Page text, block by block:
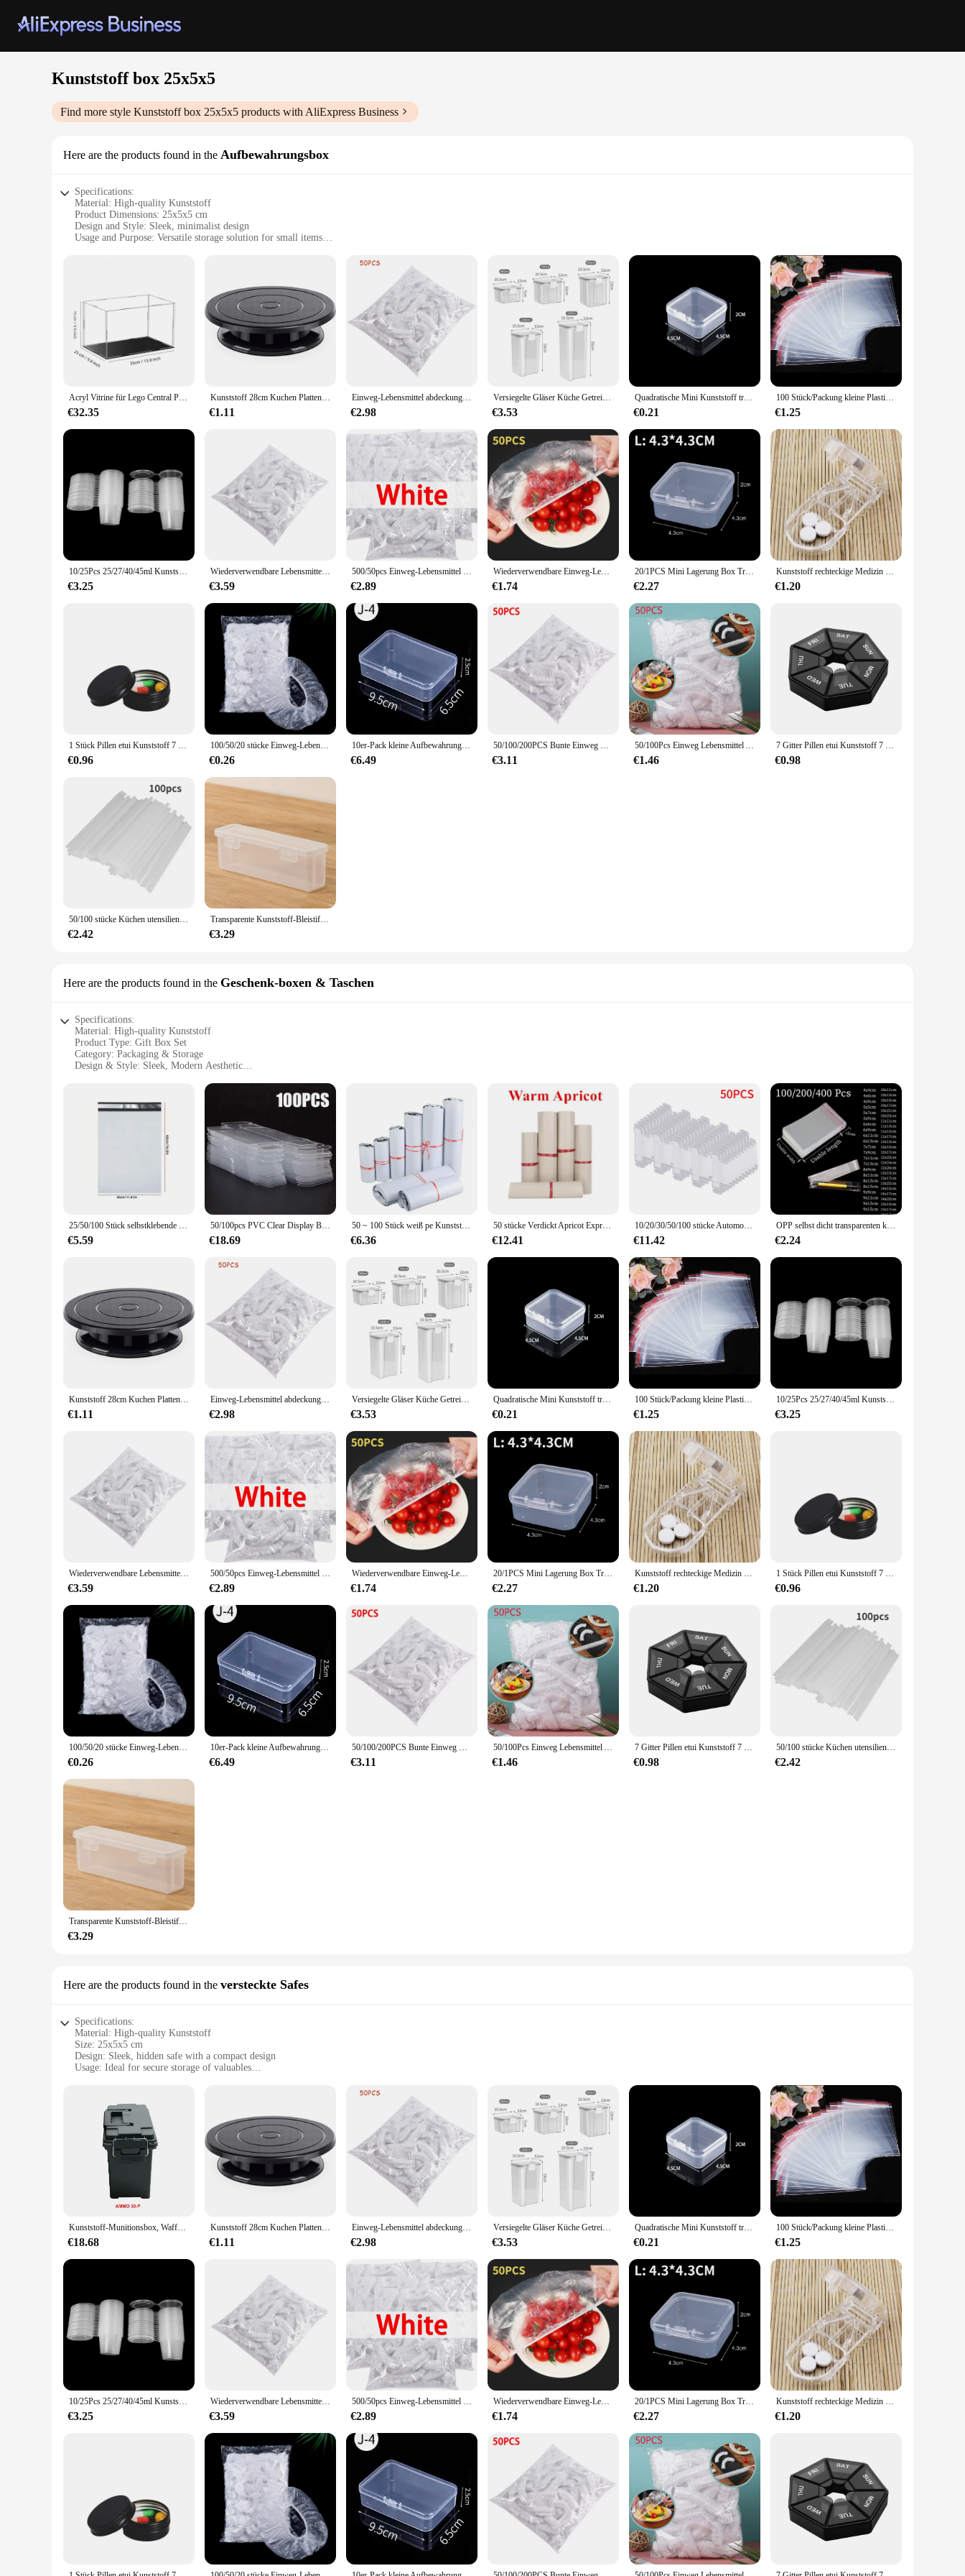
Kunststoff box 25x5x5
Find more style Kunststoff box 25x5x5 products with AliExpress Business
Here are the products found in the Aufbewahrungsbox
Specifications:
Material: High-quality Kunststoff
Product Dimensions: 25x5x5 cm
Design and Style: Sleek, minimalist design
Usage and Purpose: Versatile storage solution for small items
Shape or Size or Weight or Quantity: Compact and lightweight, suitable for various storage needs
Performance and Property: Durable and sturdy construction ensuring long-lasting use
|Vendors|
**Efficient Storage Solution**
The Kunststoff box 25x5x5 is a perfect example of practicality and style combined. Its compact size makes it an ideal choice for those who value space-saving storage solutions. Whether you're
looking to declutter your workspace or organize your crafting materials, this box is designed to fit seamlessly into any environment. The sleek, minimalist design not only looks great but also ensures
that the box blends in with any decor, making it a versatile addition to your storage arsenal.
Crafted from high-quality Kunststoff, this storage box is built to last. It is resistant to wear and tear, ensuring that your items remain safe and secure. The sturdy construction means that the box can
withstand the rigors of daily use, making it a reliable choice for both personal and professional use. Its robustness also means that it can be stacked, making it an efficient solution for those with limited
The Kunststoff box 25x5x5 is not just a storage box; it's a versatile tool that can be used in a variety of scenarios. Its compact size makes it easy to transport, making it perfect for those on the go.
Whether you're a vendor, a wholesaler, or an individual looking for a practical storage solution, this box is designed to meet your needs. Its lightweight nature also makes it easy to handle, ensuring
that you can move it around with ease. This box is not just a storage solution; it's a tool that simplifies your life.
Acryl Vitrine für Lego Central Perk Showcase Freunde Cafe 13,8 staub dichte klare Vitrine (9,8x5,9 x Zoll/35 × 25 × 15cm)
€32.35
Kunststoff 28cm Kuchen Plattenspieler rotierenden Kuchen Teig Gebäck dekorieren Creme stehen Drehtisch DIY Pfanne Back zubehör
€1.11
Einweg-Lebensmittel abdeckung Plastikfolie elastische Lebensmittel deckel für Obstschalen Tassen Kappen Lagerung Küche frisch halten Sparer Tasche 500 stücke
€2.98
Versiegelte Gläser Küche Getreide Lagerung Organizer Große Tank Kunststoff Feuchtigkeit-beständig Lagerung Box Haushalt Gewürz Gläser Set
€3.53
Quadratische Mini Kunststoff transparente Aufbewahrung sbox Schmuck Ohrringe Ringe Perlen Veranstalter Fall kleine Gegenstände Werkzeuge Kleinigkeiten Container Box
€0.21
100 Stück/Packung kleine Plastiktüten mit Reißverschluss, wiederverschließbare transparente Beutel, Schuhbeutel, Vakuum-Aufbewahrungsbeutel, transparente Poly-Beutel, Dicke 0,05 mm
€1.25
10/25Pcs 25/27/40/45ml Kunststoff Imbiss Sauce Tasse Container Lebensmittel Box Mit klappdeckel Pigment Farbe Box Palette Einweg Box
€3.25
Wiederverwendbare Lebensmittel Wrap Lagerung Abdeckungen Taschen Für Schüssel Elastische Platte Silikon Deckel Abdeckung Küche Obst Kunststoff Frische-Halten Dichtung
€3.59
500/50pcs Einweg-Lebensmittel abdeckung Obst Lebensmittel abdeckung elastische Kunststoff-Dusch haube Lebensmittel qualität Aufbewahrung tasche Küchen organisator Frisch halte folie
€2.89
Wiederverwendbare Einweg-Lebensmittelabdeckung aus Kunststoff, langlebige, elastische Lebensmitteldeckel für Schüsseln, elastische Tellerabdeckungen für die Küche, Lebensmittelschoner-Tasche
€1.74
20/1PCS Mini Lagerung Box Transparent Kunststoff Schmuck Lagerung Box Container Tragbare Ohrring Ring Ohrstöpsel Verpackung Lagerung Fall
€2.27
Kunststoff rechteckige Medizin schneider Teiler Medizin Spender Medizin Breaker, um ältere Box zu senden
€1.20
1 Stück Pillen etui Kunststoff 7 Tage Tablette Candy Box tragbarer Aufbewahrung halter Reise veranstalter Pillen spender Behälter Aufbewahrung boxen
€0.96
100/50/20 stücke Einweg-Lebensmittel abdeckung Lebensmittel qualität Obst Gemüse Aufbewahrung tasche elastische Plastiktüte Schüssel Tasse Küche frische Aufbewahrung tasche
€0.26
10er-Pack kleine Aufbewahrungsbox aus Kunststoff, durchsichtig, rechteckig, Perlen-Organizer mit Deckel für Buntstifte, Basteln, Bobby Pin-Halter
€6.49
50/100/200PCS Bunte Einweg Lebensmittel Abdeckung Lebensmittel Grade Obst Frische-halten Plastiktüte Transparente Kunststoff Tasche farbe Frischhaltefolie
€3.11
50/100Pcs Einweg Lebensmittel Abdeckung Kunststoff Wrap Elastische Essen Deckel Schalen Kappen Lagerung Küche Lebensmittel Frisch Halten Saver tasche
€1.46
7 Gitter Pillen etui Kunststoff 7 Tage Candy Box tragbare Aufbewahrung stable tten halter Reise veranstalter Spender behälter
€0.98
50/100 stücke Küchen utensilien 10/15cm hohle Kunststoff Lutscher Stick Cake Pops Zubehör Back geschirr Essbar Hausgarten
€2.42
Transparente Kunststoff-Bleistift box mit großer Kapazität stapelbar durchscheinende klare Stift box Aufbewahrung organisator Box Home Office-Zubehör
€3.29
Here are the products found in the Geschenk-boxen & Taschen
Specifications:
Material: High-quality Kunststoff
Product Type: Gift Box Set
Category: Packaging & Storage
Design & Style: Sleek, Modern Aesthetic
Shape & Size: 25x5x5 cm Compact Design
Performance & Property: Durable and Lightweight
**Versatile Gift-Giving Solution**
The Kunststoff box 25x5x5 is a versatile gift-giving solution that caters to various occasions. Whether you're celebrating birthdays, anniversaries, or looking for a thoughtful present for friends and
family, these boxes are perfect for showcasing your gifts in style. The sleek, modern design ensures that your presents stand out, while the compact size makes it easy to transport and store. The
durable and lightweight nature of the Kunststoff material guarantees that your gifts are protected during transit, ensuring they arrive in pristine condition.
For vendors and suppliers, the Kunststoff box 25x5x5 is an essential tool for packaging and presenting your products. The wholesale availability of these boxes allows you to package your items in
bulk, ensuring consistency and efficiency in your business operations. The sets of boxes are available for sale, making it convenient for you to stock up on the quantities you need. The boxes' uniform
These gift boxes are not just limited to festive occasions; they are suitable for a wide range of scenarios. Whether you're organizing a charity event, hosting a corporate gathering, or simply looking for
a practical storage solution, these boxes are adaptable to your needs. The 25x5x5 cm size is ideal for small gifts, such as jewelry, accessories, or cosmetics, while the durable construction ensures that
your items are securely contained. The boxes are also lightweight, making them easy to carry and transport, making them a practical choice for various settings.
25/50/100 Stück selbstklebende Versiegelungs-Express-Logistik-Versandtasche, wasserdichte und staubdichte Verpackungsbeutel, Geschenkverpackung und Versandtasche
€5.59
50/100pcs PVC Clear Display Box für 1: 64 Spielzeug auto Modell staub dichte Vitrine Box fit Tomica Limited Vintage Hot wheels und Streichholz schachtel
€18.69
50 ~ 100 Stück weiß pe Kunststoff Versand verpackung Tasche Poly Mailer T-Shirt Rock Jacke Weihnachten Hochzeit Geschenk box Versand Express Beutel
€6.36
50 stücke Verdickt Apricot Express Kurier Taschen Kunststoff Selbst-Abdichtung Klebstoff Poly Umschlag Kleidung T-shirt Box Verschiffen Beutel
€12.41
10/20/30/50/100 stücke Automodell Spielzeug Vitrine staub dichte Aufbewahrung boxen Kunststoff durchsichtige Schutzhülle für Dekoration Geschenk
€11.42
OPP selbst dicht transparenten kunststoff beutel, cellophan, selbst-adhesive verpackung, schmuck, süßigkeiten, cookies, geschenk verpackung tasche
€2.24
Kunststoff 28cm Kuchen Plattenspieler rotierenden Kuchen Teig Gebäck dekorieren Creme stehen Drehtisch DIY Pfanne Back zubehör
€1.11
Einweg-Lebensmittel abdeckung Plastikfolie elastische Lebensmittel deckel für Obstschalen Tassen Kappen Lagerung Küche frisch halten Sparer Tasche 500 stücke
€2.98
Versiegelte Gläser Küche Getreide Lagerung Organizer Große Tank Kunststoff Feuchtigkeit-beständig Lagerung Box Haushalt Gewürz Gläser Set
€3.53
Quadratische Mini Kunststoff transparente Aufbewahrung sbox Schmuck Ohrringe Ringe Perlen Veranstalter Fall kleine Gegenstände Werkzeuge Kleinigkeiten Container Box
€0.21
100 Stück/Packung kleine Plastiktüten mit Reißverschluss, wiederverschließbare transparente Beutel, Schuhbeutel, Vakuum-Aufbewahrungsbeutel, transparente Poly-Beutel, Dicke 0,05 mm
€1.25
10/25Pcs 25/27/40/45ml Kunststoff Imbiss Sauce Tasse Container Lebensmittel Box Mit klappdeckel Pigment Farbe Box Palette Einweg Box
€3.25
Wiederverwendbare Lebensmittel Wrap Lagerung Abdeckungen Taschen Für Schüssel Elastische Platte Silikon Deckel Abdeckung Küche Obst Kunststoff Frische-Halten Dichtung
€3.59
500/50pcs Einweg-Lebensmittel abdeckung Obst Lebensmittel abdeckung elastische Kunststoff-Dusch haube Lebensmittel qualität Aufbewahrung tasche Küchen organisator Frisch halte folie
€2.89
Wiederverwendbare Einweg-Lebensmittelabdeckung aus Kunststoff, langlebige, elastische Lebensmitteldeckel für Schüsseln, elastische Tellerabdeckungen für die Küche, Lebensmittelschoner-Tasche
€1.74
20/1PCS Mini Lagerung Box Transparent Kunststoff Schmuck Lagerung Box Container Tragbare Ohrring Ring Ohrstöpsel Verpackung Lagerung Fall
€2.27
Kunststoff rechteckige Medizin schneider Teiler Medizin Spender Medizin Breaker, um ältere Box zu senden
€1.20
1 Stück Pillen etui Kunststoff 7 Tage Tablette Candy Box tragbarer Aufbewahrung halter Reise veranstalter Pillen spender Behälter Aufbewahrung boxen
€0.96
100/50/20 stücke Einweg-Lebensmittel abdeckung Lebensmittel qualität Obst Gemüse Aufbewahrung tasche elastische Plastiktüte Schüssel Tasse Küche frische Aufbewahrung tasche
€0.26
10er-Pack kleine Aufbewahrungsbox aus Kunststoff, durchsichtig, rechteckig, Perlen-Organizer mit Deckel für Buntstifte, Basteln, Bobby Pin-Halter
€6.49
50/100/200PCS Bunte Einweg Lebensmittel Abdeckung Lebensmittel Grade Obst Frische-halten Plastiktüte Transparente Kunststoff Tasche farbe Frischhaltefolie
€3.11
50/100Pcs Einweg Lebensmittel Abdeckung Kunststoff Wrap Elastische Essen Deckel Schalen Kappen Lagerung Küche Lebensmittel Frisch Halten Saver tasche
€1.46
7 Gitter Pillen etui Kunststoff 7 Tage Candy Box tragbare Aufbewahrung stable tten halter Reise veranstalter Spender behälter
€0.98
50/100 stücke Küchen utensilien 10/15cm hohle Kunststoff Lutscher Stick Cake Pops Zubehör Back geschirr Essbar Hausgarten
€2.42
Transparente Kunststoff-Bleistift box mit großer Kapazität stapelbar durchscheinende klare Stift box Aufbewahrung organisator Box Home Office-Zubehör
€3.29
Here are the products found in the versteckte Safes
Specifications:
Material: High-quality Kunststoff
Size: 25x5x5 cm
Design: Sleek, hidden safe with a compact design
Usage: Ideal for secure storage of valuables
Features:
**Unmatched Security and Convenience**
The Kunststoff box 25x5x5 is a testament to modern security solutions. Its robust construction, crafted from high-quality Kunststoff material, ensures that your valuables are safeguarded against theft
and tampering. The sleek design of this hidden safe is not only aesthetically pleasing but also serves as a deterrent to potential intruders. Its compact size of 25x5x5 cm makes it an unobtrusive addition
to any space, whether it's a home, office, or vehicle.
**Versatile and User-Friendly**
This versatile product is not just about security; it's also about convenience. The Kunststoff box 25x5x5 is designed to be easily accessible, allowing you to store and retrieve your valuables with
minimal effort. The hidden safe's design makes it an ideal solution for those who require a secure storage option without compromising on space or style. Its lightweight nature ensures that it can be
**Tailored for Vendors and Suppliers**
customers a reliable and discreet storage solution. Whether you're a retailer, vendor, or supplier, this product's durability and ease of use make it a valuable addition to your inventory. The wholesale
availability ensures that you can offer your customers a competitive price point without compromising on quality.
Kunststoff-Munitionsbox, Waffen, sichere Aufbewahrung, Munitionsdose, leicht, hochfest, Munitionszubehör, Kiste, Aufbewahrungskoffer, Bullet-Sicherheitsbox
€18.68
Kunststoff 28cm Kuchen Plattenspieler rotierenden Kuchen Teig Gebäck dekorieren Creme stehen Drehtisch DIY Pfanne Back zubehör
€1.11
Einweg-Lebensmittel abdeckung Plastikfolie elastische Lebensmittel deckel für Obstschalen Tassen Kappen Lagerung Küche frisch halten Sparer Tasche 500 stücke
€2.98
Versiegelte Gläser Küche Getreide Lagerung Organizer Große Tank Kunststoff Feuchtigkeit-beständig Lagerung Box Haushalt Gewürz Gläser Set
€3.53
Quadratische Mini Kunststoff transparente Aufbewahrung sbox Schmuck Ohrringe Ringe Perlen Veranstalter Fall kleine Gegenstände Werkzeuge Kleinigkeiten Container Box
€0.21
100 Stück/Packung kleine Plastiktüten mit Reißverschluss, wiederverschließbare transparente Beutel, Schuhbeutel, Vakuum-Aufbewahrungsbeutel, transparente Poly-Beutel, Dicke 0,05 mm
€1.25
10/25Pcs 25/27/40/45ml Kunststoff Imbiss Sauce Tasse Container Lebensmittel Box Mit klappdeckel Pigment Farbe Box Palette Einweg Box
€3.25
Wiederverwendbare Lebensmittel Wrap Lagerung Abdeckungen Taschen Für Schüssel Elastische Platte Silikon Deckel Abdeckung Küche Obst Kunststoff Frische-Halten Dichtung
€3.59
500/50pcs Einweg-Lebensmittel abdeckung Obst Lebensmittel abdeckung elastische Kunststoff-Dusch haube Lebensmittel qualität Aufbewahrung tasche Küchen organisator Frisch halte folie
€2.89
Wiederverwendbare Einweg-Lebensmittelabdeckung aus Kunststoff, langlebige, elastische Lebensmitteldeckel für Schüsseln, elastische Tellerabdeckungen für die Küche, Lebensmittelschoner-Tasche
€1.74
20/1PCS Mini Lagerung Box Transparent Kunststoff Schmuck Lagerung Box Container Tragbare Ohrring Ring Ohrstöpsel Verpackung Lagerung Fall
€2.27
Kunststoff rechteckige Medizin schneider Teiler Medizin Spender Medizin Breaker, um ältere Box zu senden
€1.20